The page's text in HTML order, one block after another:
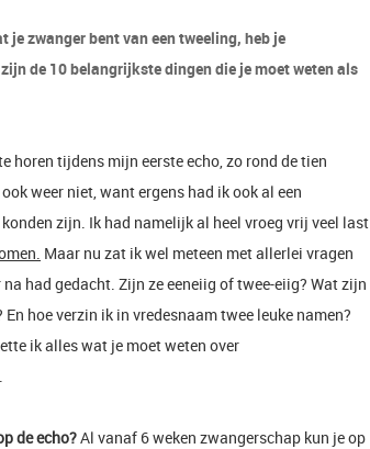
je zwanger bent van een tweeling, heb je
de 10 belangrijkste dingen die je moet weten als
horen tijdens mijn eerste echo, zo rond de tien
weer niet, want ergens had ik ook al een
zijn. Ik had namelijk al heel vroeg vrij veel last
Maar nu zat ik wel meteen met allerlei vragen
had gedacht. Zijn ze eeneiig of twee-eiig? Wat zijn
hoe verzin ik in vredesnaam twee leuke namen?
ik alles wat je moet weten over
de echo?Al vanaf 6 weken zwangerschap kun je op